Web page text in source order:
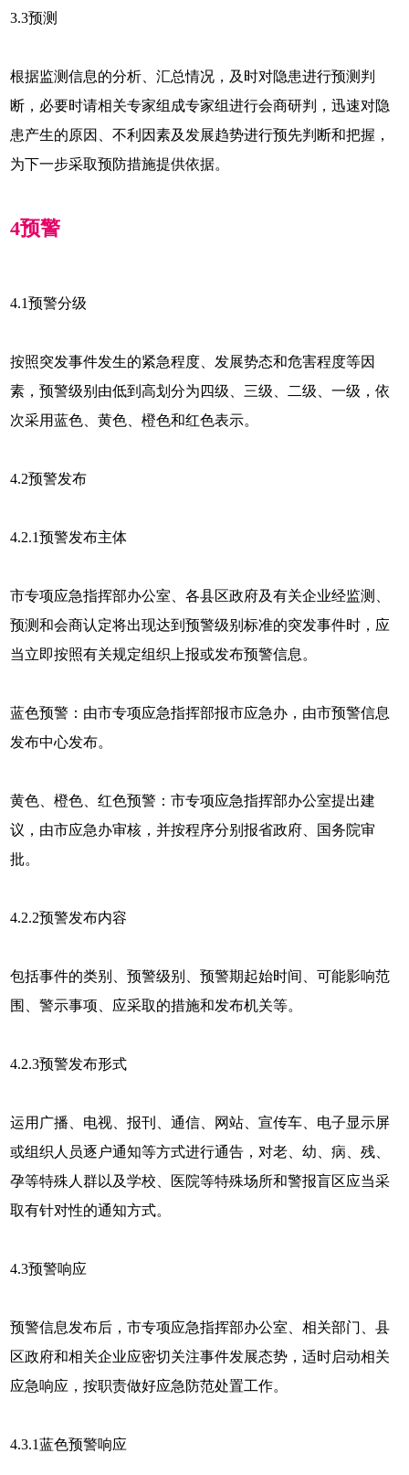
3.3预测
根据监测信息的分析、汇总情况，及时对隐患进行预测判
断，必要时请相关专家组成专家组进行会商研判，迅速对隐
患产生的原因、不利因素及发展趋势进行预先判断和把握，
为下一步采取预防措施提供依据。
4预警
4.1预警分级
按照突发事件发生的紧急程度、发展势态和危害程度等因
素，预警级别由低到高划分为四级、三级、二级、一级，依
次采用蓝色、黄色、橙色和红色表示。
4.2预警发布
4.2.1预警发布主体
市专项应急指挥部办公室、各县区政府及有关企业经监测、
预测和会商认定将出现达到预警级别标准的突发事件时，应
当立即按照有关规定组织上报或发布预警信息。
蓝色预警：由市专项应急指挥部报市应急办，由市预警信息
发布中心发布。
黄色、橙色、红色预警：市专项应急指挥部办公室提出建
议，由市应急办审核，并按程序分别报省政府、国务院审
批。
4.2.2预警发布内容
包括事件的类别、预警级别、预警期起始时间、可能影响范
围、警示事项、应采取的措施和发布机关等。
4.2.3预警发布形式
运用广播、电视、报刊、通信、网站、宣传车、电子显示屏
或组织人员逐户通知等方式进行通告，对老、幼、病、残、
孕等特殊人群以及学校、医院等特殊场所和警报盲区应当采
取有针对性的通知方式。
4.3预警响应
预警信息发布后，市专项应急指挥部办公室、相关部门、县
区政府和相关企业应密切关注事件发展态势，适时启动相关
应急响应，按职责做好应急防范处置工作。
4.3.1蓝色预警响应